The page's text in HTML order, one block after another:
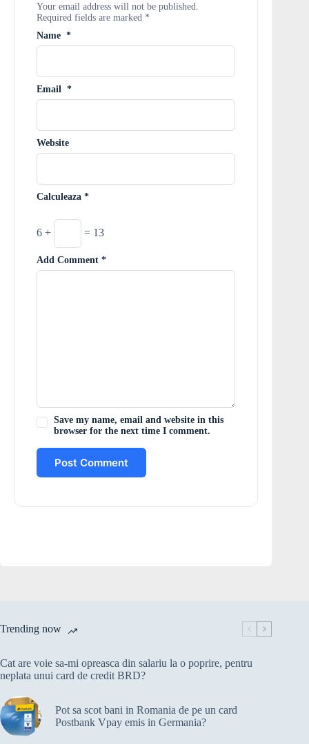
Your email address will not be published.
Required fields are marked *
Name *
Email *
Website
Calculeaza *
6 + = 13
Add Comment *
Save my name, email and website in this
browser for the next time I comment.
Post Comment
Trending now
Cat are voie sa-mi opreasca din salariu la o poprire, pentru
neplata unui card de credit BRD?
Pot sa scot bani in Romania de pe un card
Postbank Vpay emis in Germania?